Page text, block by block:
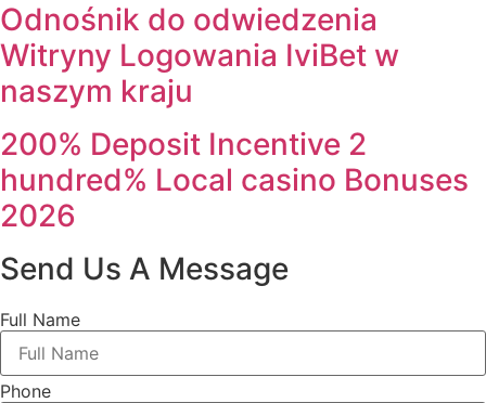
Odnośnik do odwiedzenia
Witryny Logowania IviBet w
naszym kraju
200% Deposit Incentive 2
hundred% Local casino Bonuses
2026
Send Us A Message
Full Name
Phone